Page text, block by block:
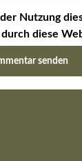
Nutzung
durch diese